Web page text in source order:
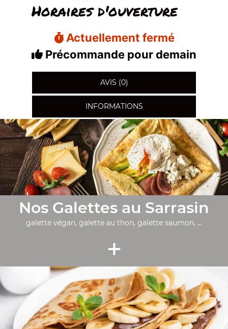
Horaires d'ouverture
Actuellement fermé
Précommande pour demain
AVIS (0)
INFORMATIONS
Nos Galettes au Sarrasin
galette végan, galette au thon, galette saumon, ...
+